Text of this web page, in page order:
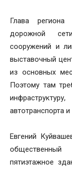
Глава региона
дорожной
сооружений и
выставочный
из основных
Поэтому там
автотранспорта и
Евгений
пятиэтажное